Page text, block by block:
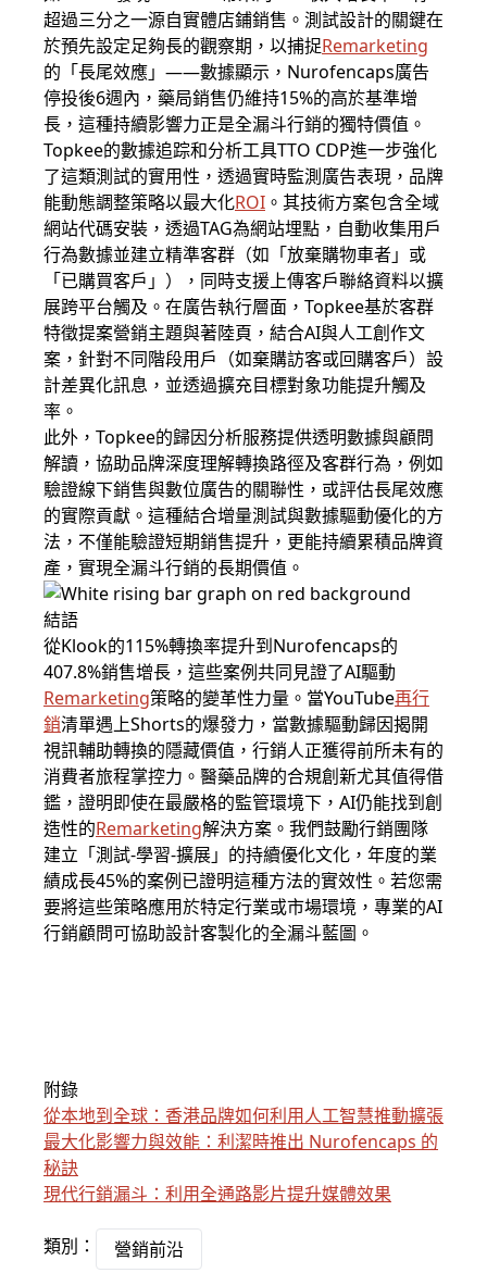
超過三分之一源自實體店鋪銷售。測試設計的關鍵在
於預先設定足夠長的觀察期，以捕捉Remarketing
的「長尾效應」——數據顯示，Nurofencaps廣告
停投後6週內，藥局銷售仍維持15%的高於基準增
長，這種持續影響力正是全漏斗行銷的獨特價值。
Topkee的數據追踪和分析工具TTO CDP進一步強化
了這類測試的實用性，透過實時監測廣告表現，品牌
能動態調整策略以最大化ROI 。其技術方案包含全域
網站代碼安裝，透過TAG為網站埋點，自動收集用戶
行為數據並建立精準客群（如「放棄購物車者」或
「已購買客戶」），同時支援上傳客戶聯絡資料以擴
展跨平台觸及。在廣告執行層面，Topkee基於客群
特徵提案營銷主題與著陸頁，結合AI與人工創作文
案，針對不同階段用戶（如棄購訪客或回購客戶）設
計差異化訊息，並透過擴充目標對象功能提升觸及
率。
此外，Topkee的歸因分析服務提供透明數據與顧問
解讀，協助品牌深度理解轉換路徑及客群行為，例如
驗證線下銷售與數位廣告的關聯性，或評估長尾效應
的實際貢獻。這種結合增量測試與數據驅動優化的方
法，不僅能驗證短期銷售提升，更能持續累積品牌資
產，實現全漏斗行銷的長期價值。
結語
從Klook的115%轉換率提升到Nurofencaps的
407.8%銷售增長，這些案例共同見證了AI驅動
Remarketing策略的變革性力量。當YouTube再行
銷清單遇上Shorts的爆發力，當數據驅動歸因揭開
視訊輔助轉換的隱藏價值，行銷人正獲得前所未有的
消費者旅程掌控力。醫藥品牌的合規創新尤其值得借
鑑，證明即使在最嚴格的監管環境下，AI仍能找到創
造性的Remarketing解決方案。我們鼓勵行銷團隊
建立「測試-學習-擴展」的持續優化文化，年度的業
績成長45%的案例已證明這種方法的實效性。若您需
要將這些策略應用於特定行業或市場環境，專業的AI
行銷顧問可協助設計客製化的全漏斗藍圖。
附錄
從本地到全球：香港品牌如何利用人工智慧推動擴張
最大化影響力與效能：利潔時推出 Nurofencaps 的
秘訣
現代行銷漏斗：利用全通路影片提升媒體效果
類別： 營銷前沿